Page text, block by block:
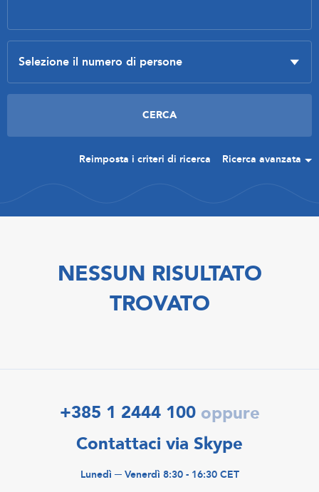
Reimposta i criteri di ricerca Ricerca avanzata
NESSUN RISULTATO
TROVATO
+385 1 2444 100 oppure
Contattaci via Skype
Lunedì ─ Venerdì 8:30 - 16:30 CET